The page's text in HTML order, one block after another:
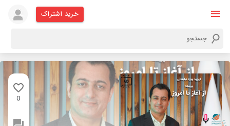
خرید اشتراک
0